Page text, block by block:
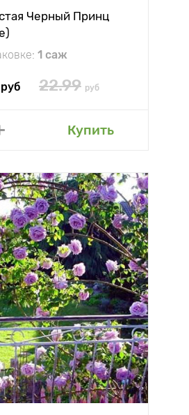
Черный Принц
1 саж
руб 22.99 руб
Купить